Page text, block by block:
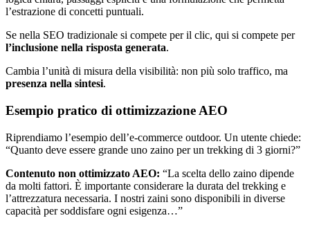
l’estrazione di concetti puntuali.
Se nella SEO tradizionale si compete per il clic, qui si compete per
l’inclusione nella risposta generata.
Cambia l’unità di misura della visibilità: non più solo traffico, ma
presenza nella sintesi.
Esempio pratico di ottimizzazione AEO
Riprendiamo l’esempio dell’e-commerce outdoor. Un utente chiede:
“Quanto deve essere grande uno zaino per un trekking di 3 giorni?”
Contenuto non ottimizzato AEO: “La scelta dello zaino dipende
da molti fattori. È importante considerare la durata del trekking e
l’attrezzatura necessaria. I nostri zaini sono disponibili in diverse
capacità per soddisfare ogni esigenza…”